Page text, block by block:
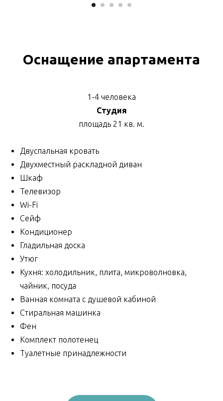
Оснащение апартамента
1-4 человека
Студия
площадь 21 кв. м.
Двуспальная кровать
Двухместный раскладной диван
Шкаф
Телевизор
Wi-Fi
Сейф
Кондиционер
Гладильная доска
Утюг
Кухня: холодильник, плита, микроволновка,
чайник, посуда
Ванная комната с душевой кабиной
Стиральная машинка
Фен
Комплект полотенец
Туалетные принадлежности